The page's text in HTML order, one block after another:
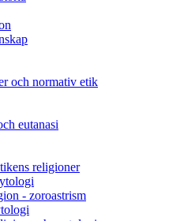
och normativ etik
eutanasi
religioner
- zoroastrism